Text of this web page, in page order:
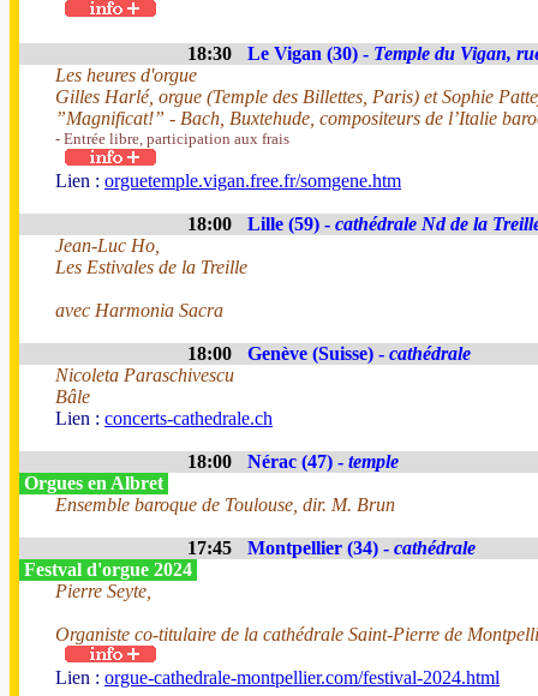
18:30 Le Vigan (30) - Temple du Vigan,
Les heures d'orgue
Gilles Harlé, orgue (Temple des Billettes, Paris) et Sophie
”Magnificat!” - Bach, Buxtehude, compositeurs de l’Italie
- Entrée libre, participation aux frais
Lien : orguetemple.vigan.free.fr/somgene.htm
18:00 Lille (59) - cathédrale Nd de la
Jean-Luc Ho,
Les Estivales de la Treille
avec Harmonia Sacra
18:00 Genève (Suisse) - cathédrale
Nicoleta Paraschivescu
Bâle
Lien : concerts-cathedrale.ch
18:00 Nérac (47) - temple
Orgues en Albret
Ensemble baroque de Toulouse, dir. M. Brun
17:45 Montpellier (34) - cathédrale
Festval d'orgue 2024
Pierre Seyte,
Organiste co-titulaire de la cathédrale Saint-Pierre de
Lien : orgue-cathedrale-montpellier.com/festival-2024.html